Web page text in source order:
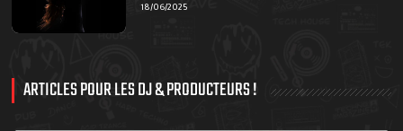
18/06/2025
ARTICLES POUR LES DJ & PRODUCTEURS !